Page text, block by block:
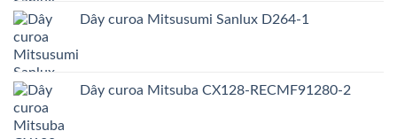
Dây curoa Mitsusumi Sanlux D264-1
Dây curoa Mitsuba CX128-RECMF91280-2